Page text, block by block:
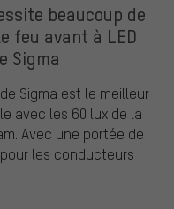
beaucoup de
feu avant à LED
Sigma
Sigma est le meilleur
avec les 60 lux de la
Avec une portée de
les conducteurs